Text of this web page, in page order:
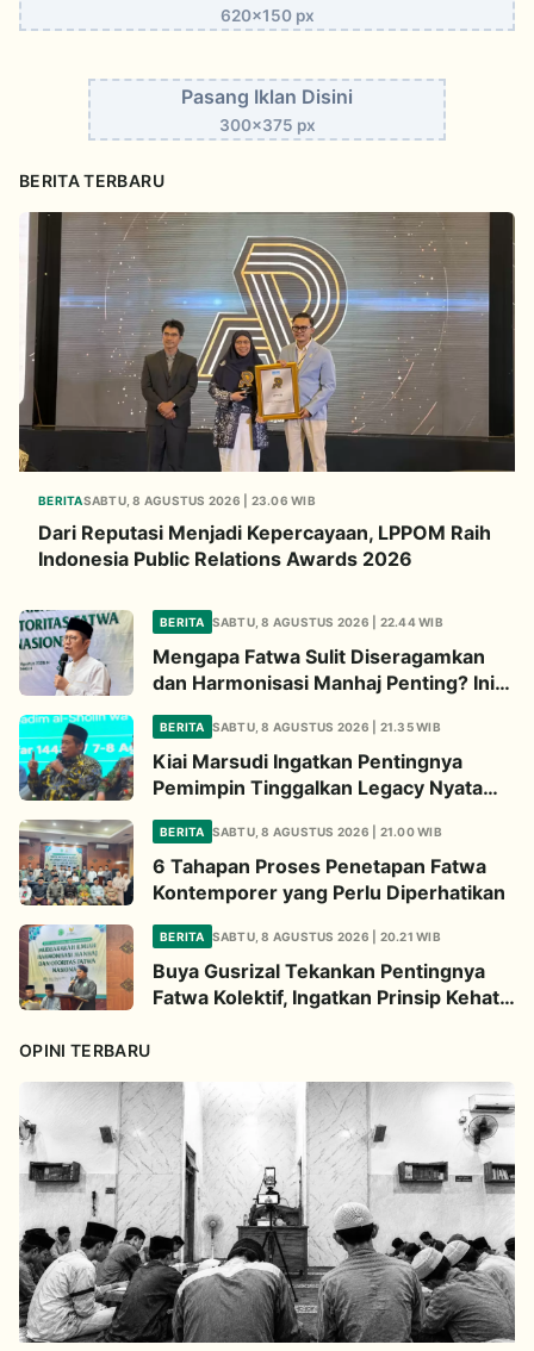
620x150 px
Pasang Iklan Disini
300x375 px
BERITA TERBARU
BERITASABTU, 8 AGUSTUS 2026 | 23.06 WIB
Dari Reputasi Menjadi Kepercayaan, LPPOM Raih
Indonesia Public Relations Awards 2026
BERITA SABTU, 8 AGUSTUS 2026 | 22.44 WIB
Mengapa Fatwa Sulit Diseragamkan
dan Harmonisasi Manhaj Penting? Ini
Penjelasan Kiai Cholil
BERITA SABTU, 8 AGUSTUS 2026 | 21.35 WIB
Kiai Marsudi Ingatkan Pentingnya
Pemimpin Tinggalkan Legacy Nyata
untuk Umat
BERITA SABTU, 8 AGUSTUS 2026 | 21.00 WIB
6 Tahapan Proses Penetapan Fatwa
Kontemporer yang Perlu Diperhatikan
BERITA SABTU, 8 AGUSTUS 2026 | 20.21 WIB
Buya Gusrizal Tekankan Pentingnya
Fatwa Kolektif, Ingatkan Prinsip Kehati-
OPINI TERBARU